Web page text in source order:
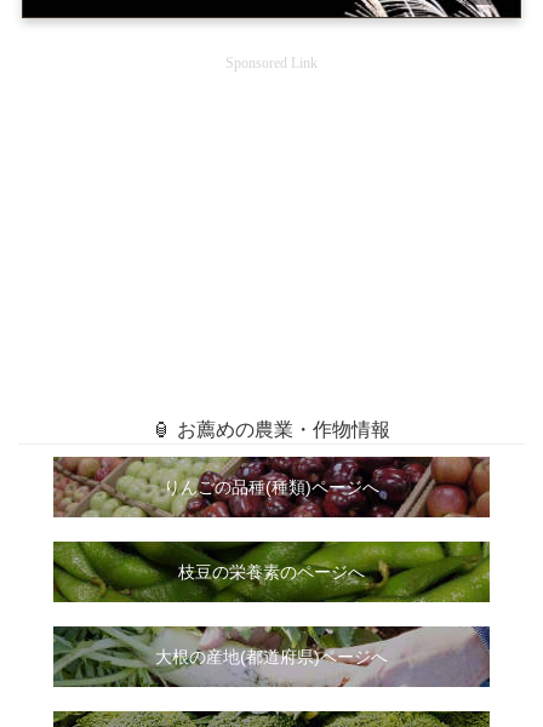
Sponsored Link
🏮 お薦めの農業・作物情報
りんごの品種(種類)ページへ
枝豆の栄養素のページへ
大根の産地(都道府県)ページへ